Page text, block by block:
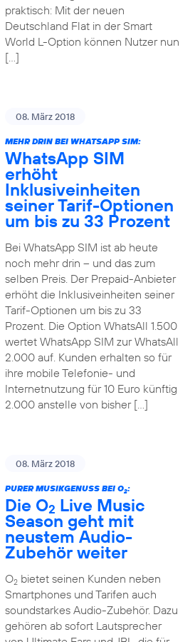
praktisch: Mit der neuen
Deutschland Flat in der Smart
World L-Option können Nutzer nun
[…]
08. März 2018
MEHR DRIN BEI WHATSAPP SIM:
WhatsApp SIM
erhöht
Inklusiveinheiten
seiner Tarif-Optionen
um bis zu 33 Prozent
Bei WhatsApp SIM ist ab heute
noch mehr drin – und das zum
selben Preis. Der Prepaid-Anbieter
erhöht die Inklusiveinheiten seiner
Tarif-Optionen um bis zu 33
Prozent. Die Option WhatsAll 1.500
wertet WhatsApp SIM zur WhatsAll
2.000 auf. Kunden erhalten so für
ihre mobile Telefonie- und
Internetnutzung für 10 Euro künftig
2.000 anstelle von bisher […]
08. März 2018
PURER MUSIKGENUSS BEI O2:
Die O2 Live Music
Season geht mit
neustem Audio-
Zubehör weiter
O2bietet seinen Kunden neben
Smartphones und Tarifen auch
soundstarkes Audio-Zubehör. Dazu
gehören ab sofort Lautsprecher